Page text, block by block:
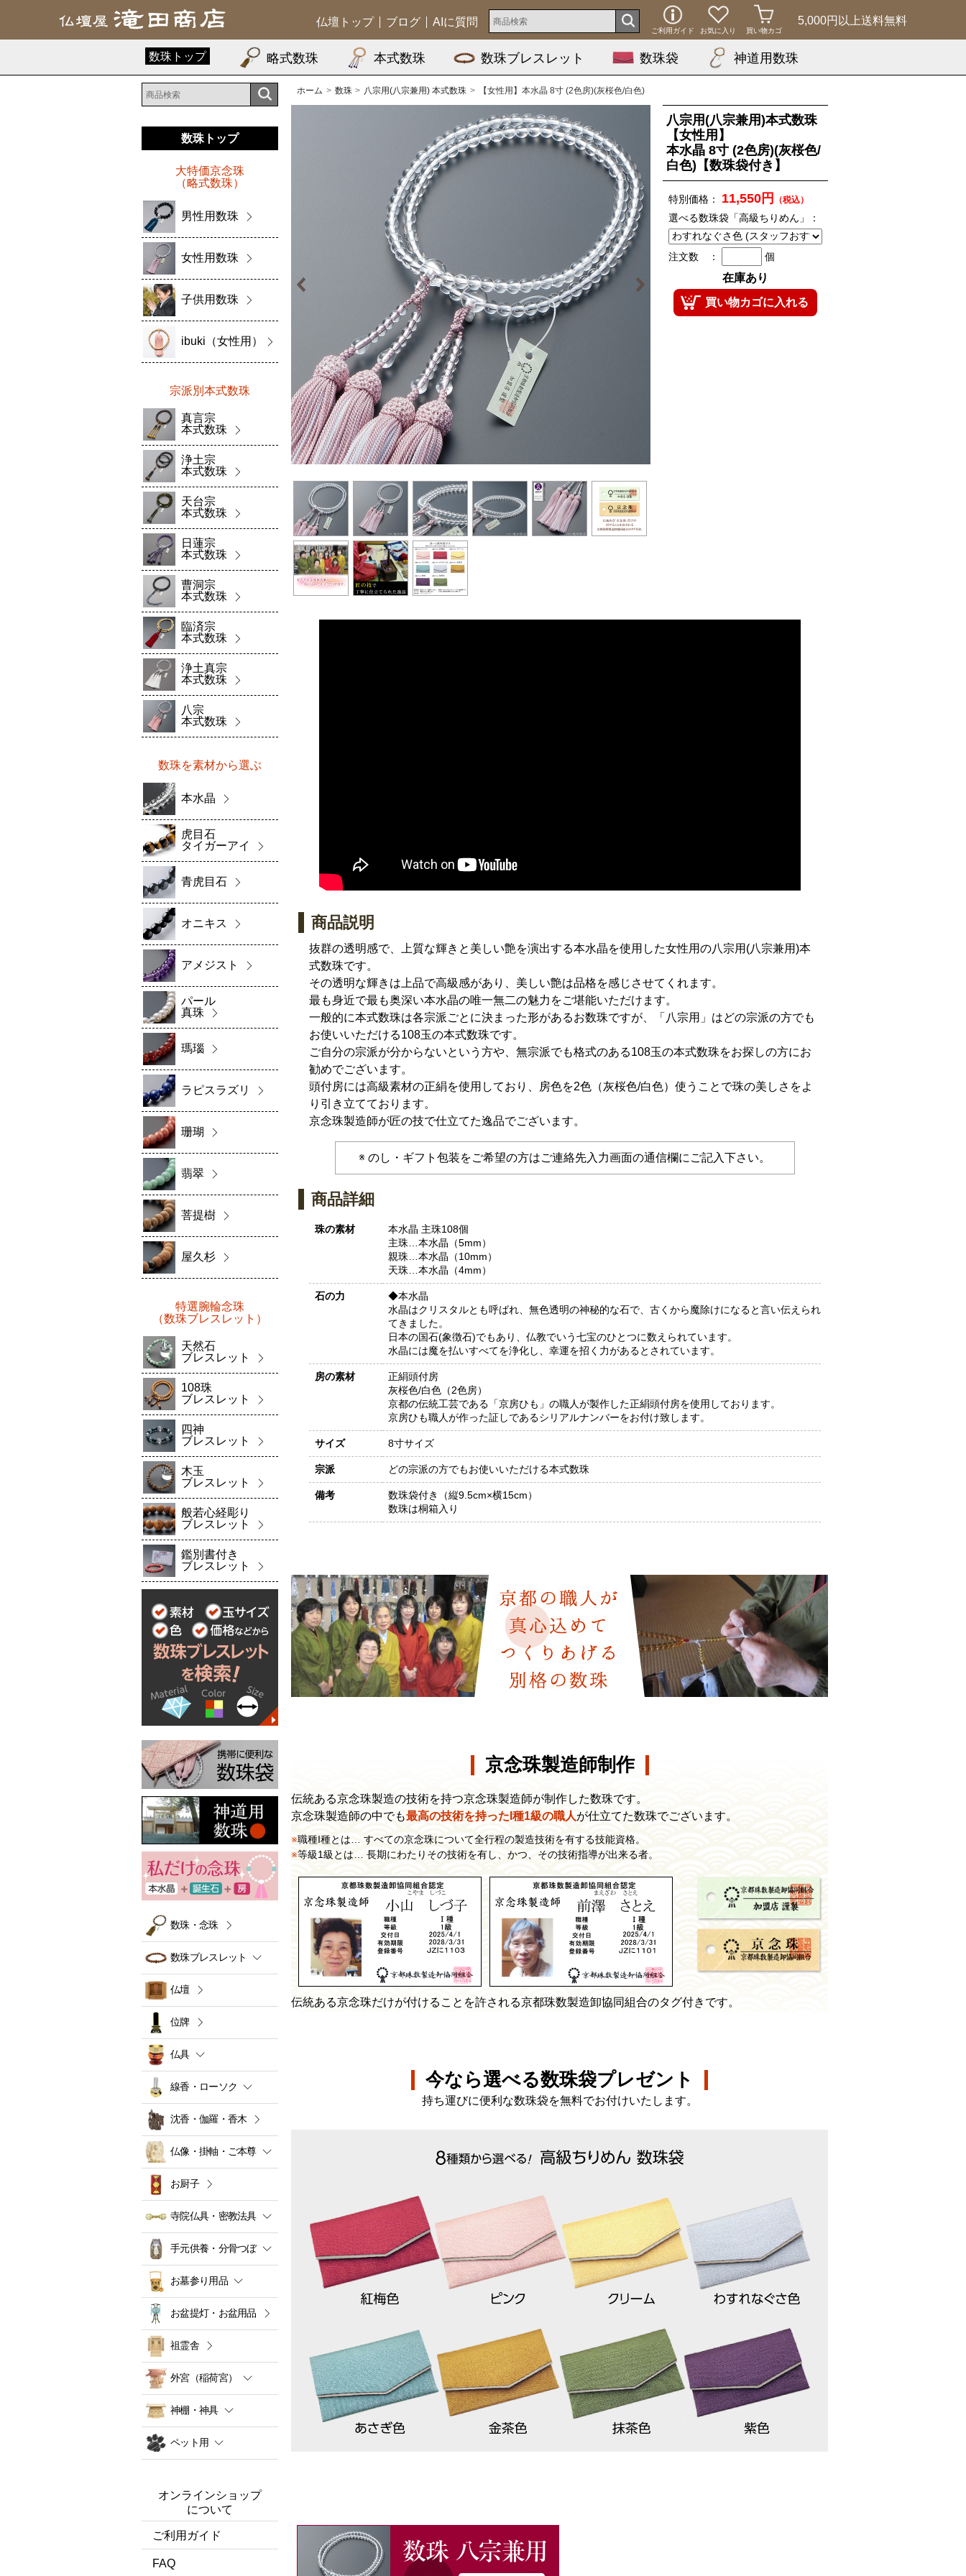
5,000円以上送料無料
ご利用ガイド お気に入り 買い物カゴ
仏壇トップ ブログ AIに質問
数珠トップ 略式数珠 本式数珠 数珠ブレスレット 数珠袋 神道用数珠
ホーム 数珠 八宗用(八宗兼用) 本式数珠 【女性用】本水晶 8寸 (2色房)(灰桜色/白色)
八宗用(八宗兼用)本式数珠
【女性用】
本水晶 8寸 (2色房)(灰桜色/
白色)【数珠袋付き】
特別価格： 11,550円 （税込）
選べる数珠袋「高級ちりめん」：
注文数 ： 個
在庫あり
商品説明
抜群の透明感で、上質な輝きと美しい艶を演出する本水晶を使用した女性用の八宗用(八宗兼用)本
式数珠です。
その透明な輝きは上品で高級感があり、美しい艶は品格を感じさせてくれます。
最も身近で最も奥深い本水晶の唯一無二の魅力をご堪能いただけます。
一般的に本式数珠は各宗派ごとに決まった形があるお数珠ですが、「八宗用」はどの宗派の方でも
お使いいただける108玉の本式数珠です。
ご自分の宗派が分からないという方や、無宗派でも格式のある108玉の本式数珠をお探しの方にお
勧めでございます。
頭付房には高級素材の正絹を使用しており、房色を2色（灰桜色/白色）使うことで珠の美しさをよ
り引き立てております。
京念珠製造師が匠の技で仕立てた逸品でございます。
のし・ギフト包装をご希望の方はご連絡先入力画面の通信欄にご記入下さい。
商品詳細
珠の素材
本水晶 主珠108個
主珠…本水晶（5mm）
親珠…本水晶（10mm）
天珠…本水晶（4mm）
石の力
◆本水晶
水晶はクリスタルとも呼ばれ、無色透明の神秘的な石で、古くから魔除けになると言い伝えられ
てきました。
日本の国石(象徴石)でもあり、仏教でいう七宝のひとつに数えられています。
水晶には魔を払いすべてを浄化し、幸運を招く力があるとされています。
房の素材
正絹頭付房
灰桜色/白色（2色房）
京都の伝統工芸である「京房ひも」の職人が製作した正絹頭付房を使用しております。
京房ひも職人が作った証しであるシリアルナンバーをお付け致します。
サイズ 8寸サイズ
宗派 どの宗派の方でもお使いいただける本式数珠
備考
数珠袋付き（縦9.5cm×横15cm）
数珠は桐箱入り
京念珠製造師制作
伝統ある京念珠製造の技術を持つ京念珠製造師が制作した数珠です。
京念珠製造師の中でも最高の技術を持ったI種1級の職人が仕立てた数珠でございます。
職種I種とは… すべての京念珠について全行程の製造技術を有する技能資格。
等級1級とは… 長期にわたりその技術を有し、かつ、その技術指導が出来る者。
伝統ある京念珠だけが付けることを許される京都珠数製造卸協同組合のタグ付きです。
今なら選べる数珠袋プレゼント
持ち運びに便利な数珠袋を無料でお付けいたします。
数珠トップ
大特価京念珠
（略式数珠）
男性用数珠
女性用数珠
子供用数珠
ibuki（女性用）
宗派別本式数珠
真言宗
本式数珠
浄土宗
本式数珠
天台宗
本式数珠
日蓮宗
本式数珠
曹洞宗
本式数珠
臨済宗
本式数珠
浄土真宗
本式数珠
八宗
本式数珠
数珠を素材から選ぶ
本水晶
虎目石
タイガーアイ
青虎目石
オニキス
アメジスト
パール
真珠
瑪瑙
ラピスラズリ
珊瑚
翡翠
菩提樹
屋久杉
特選腕輪念珠
（数珠ブレスレット）
天然石
ブレスレット
108珠
ブレスレット
四神
ブレスレット
木玉
ブレスレット
般若心経彫り
ブレスレット
鑑別書付き
ブレスレット
数珠・念珠
数珠ブレスレット
仏壇
位牌
仏具
線香・ローソク
沈香・伽羅・香木
仏像・掛軸・ご本尊
お厨子
寺院仏具・密教法具
手元供養・分骨つぼ
お墓参り用品
お盆提灯・お盆用品
祖霊舎
外宮（稲荷宮）
神棚・神具
ペット用
オンラインショップ
について
ご利用ガイド
FAQ